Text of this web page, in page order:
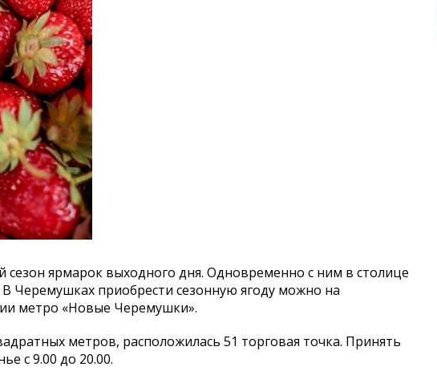
ярмарок выходного дня. Одновременно с ним в столице
Черемушках приобрести сезонную ягоду можно на
метро «Новые Черемушки».
метров, расположилась 51 торговая точка. Принять
с 9.00 до 20.00.